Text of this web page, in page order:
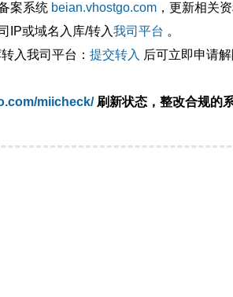
案系统 beian.vhostgo.com ，更新相关
IP或域名入库/转入我司平台 。
入我司平台： 提交转入 后可立即申请
miicheck/刷新状态，整改合规的